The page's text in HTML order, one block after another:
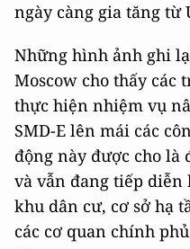
ngày càng gia tăng từ
Những hình ảnh ghi
Moscow cho thấy các
thực hiện nhiệm vụ
SMD-E lên mái các
động này được cho là
và vẫn đang tiếp diễn
khu dân cư, cơ sở hạ
các cơ quan chính